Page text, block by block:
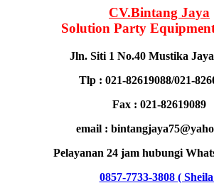
CV.Bintang Jaya
Solution Party
Jln. Siti 1 No.40 Mustika
Tlp : 021-82619088/021-
Fax : 021-82619089
email :
Pelayanan 24 jam hubungi
0857-7733-3808 (